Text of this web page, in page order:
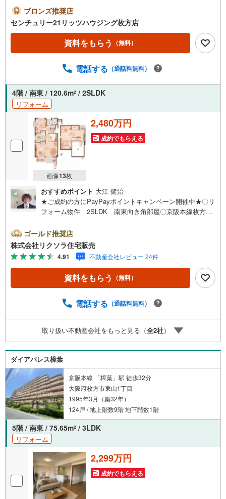
れ・費用・税金のご説明住宅ローン・住み替えローン・リ
フォームローン相談リフォーム費用の目安やお見積り内覧
日時のご相談もOK対面はもちろん、資料郵送＋オンライン
説明も可能□■まずはお気軽にお問い合わせください■□
ブロンズ推奨店
センチュリー21リッツハウジング枚方店
資料をもらう （無料）
電話する （通話料無料）
4階 / 南東 / 120.6m2 / 2SLDK
リフォーム
画像13枚
2,480万円
成約でもらえる
おすすめポイント 大江 健治
★ご成約の方にPayPayポイントキャンペーン開催中★〇リ
フォーム物件 2SLDK 南東向き角部屋〇京阪本線枚方公
ッチン 食洗機■営業時間 9:30～20:00 ■即日案内可能！
※当日・翌日のご案内はお電話でのお問合せがスムーズ■定
休日 毎週水曜日◇弊社ホームページよりLINEでのお問合
せも好評！◇不動産情報サイト未掲載物件、弊社ホームペ
ージに多数掲載！◇学校区物件検索も充実！ご希望の学校
区での物件探しに便利！「リクソラ住宅販売」で検索！是
トの掲載物件もまとめてご案内可能リフォームやリノベー
会 随時開催中】〇お客様の条件にベストな住宅ローン商
品のご提案〇住宅ローンの金利や優遇率、審査基準などを
詳しくご説明〇住宅ローンとリフォームローンの一体型商
品もご提案〇仕事や収入・現在過去の借入による住宅ロー
ンへの問題解決是非ともお問合せ下さい
ゴールド推奨店
株式会社リクソラ住宅販売
4.91 不動産会社レビュー 24件
資料をもらう （無料）
電話する （通話料無料）
取り扱い不動産会社をもっと見る（全2社）
ダイアパレス樟葉
京阪本線 「樟葉」駅 徒歩32分
大阪府枚方市東山1丁目
1995年3月（築32年）
124戸 / 地上階数9階 地下階数1階
5階 / 南東 / 75.65m2 / 3LDK
リフォーム
2,299万円
成約でもらえる